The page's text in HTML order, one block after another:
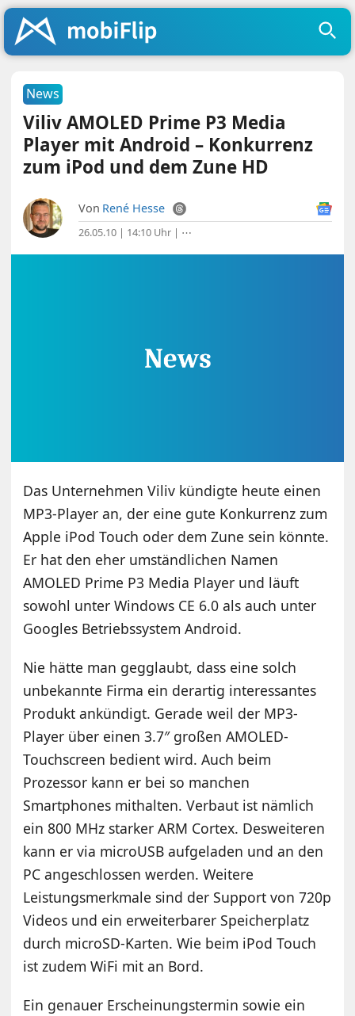
News
Viliv AMOLED Prime P3 Media
Player mit Android – Konkurrenz
zum iPod und dem Zune HD
Von René Hesse
26.05.10 | 14:10 Uhr | ⋯
Das Unternehmen Viliv kündigte heute einen
MP3-Player an, der eine gute Konkurrenz zum
Apple iPod Touch oder dem Zune sein könnte.
Er hat den eher umständlichen Namen
AMOLED Prime P3 Media Player und läuft
sowohl unter Windows CE 6.0 als auch unter
Googles Betriebssystem Android.
Nie hätte man gegglaubt, dass eine solch
unbekannte Firma ein derartig interessantes
Produkt ankündigt. Gerade weil der MP3-
Player über einen 3.7″ großen AMOLED-
Touchscreen bedient wird. Auch beim
Prozessor kann er bei so manchen
Smartphones mithalten. Verbaut ist nämlich
ein 800 MHz starker ARM Cortex. Desweiteren
kann er via microUSB aufgeladen und an den
PC angeschlossen werden. Weitere
Leistungsmerkmale sind der Support von 720p
Videos und ein erweiterbarer Speicherplatz
durch microSD-Karten. Wie beim iPod Touch
ist zudem WiFi mit an Bord.
Ein genauer Erscheinungstermin sowie ein